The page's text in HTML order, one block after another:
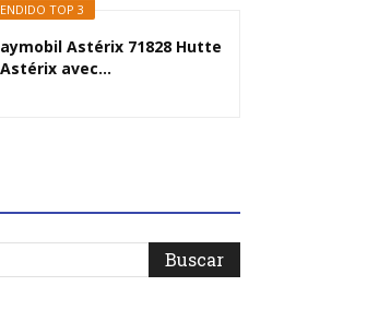
TOP 3
Astérix 71828 Hutte
avec...